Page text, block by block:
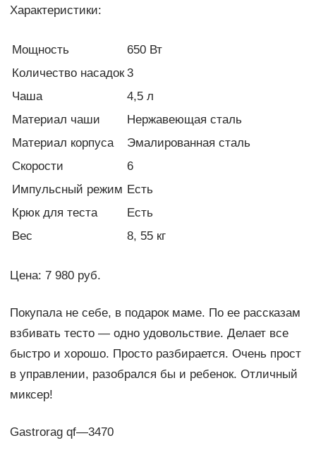
Характеристики:
Мощность
650 Вт
Количество насадок 3
Чаша
4,5 л
Материал чаши
Нержавеющая сталь
Материал корпуса
Эмалированная сталь
Скорости
6
Импульсный режим Есть
Крюк для теста
Есть
Вес
8, 55 кг
Цена: 7 980 руб.
Покупала не себе, в подарок маме. По ее рассказам
взбивать тесто — одно удовольствие. Делает все
быстро и хорошо. Просто разбирается. Очень прост
в управлении, разобрался бы и ребенок. Отличный
миксер!
Gastrorag qf—3470